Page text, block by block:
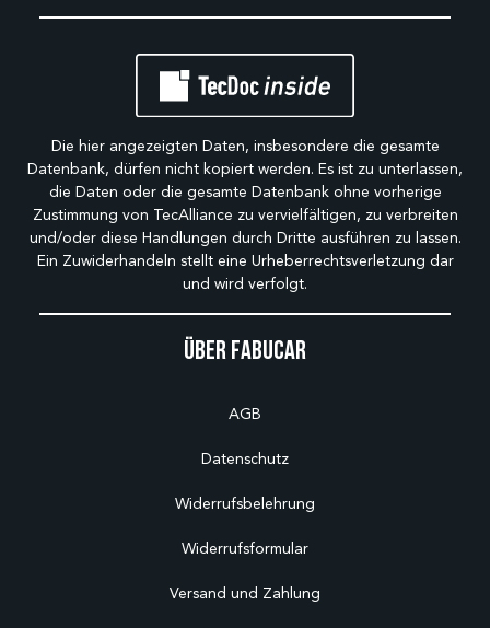
Über Fabucar
AGB
Datenschutz
Widerrufsbelehrung
Widerrufsformular
Versand und Zahlung
Die hier angezeigten Daten, insbesondere die gesamte
Datenbank, dürfen nicht kopiert werden. Es ist zu unterlassen,
die Daten oder die gesamte Datenbank ohne vorherige
Zustimmung von TecAlliance zu vervielfältigen, zu verbreiten
und/oder diese Handlungen durch Dritte ausführen zu lassen.
Ein Zuwiderhandeln stellt eine Urheberrechtsverletzung dar
und wird verfolgt.